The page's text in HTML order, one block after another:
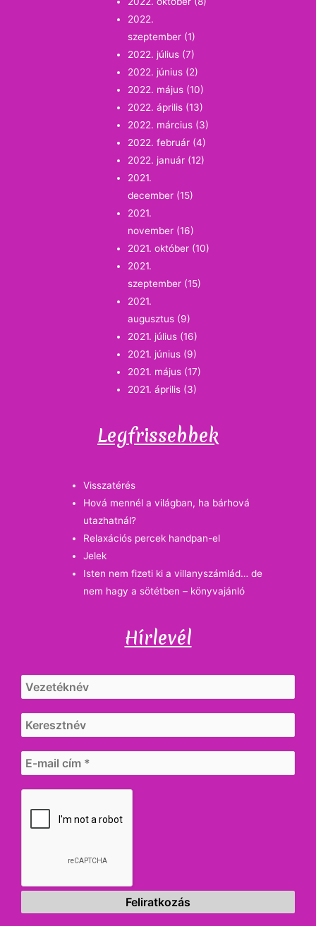
2022.
szeptember (1)
2022. július (7)
2022. június (2)
2022. május (10)
2022. április (13)
2022. március (3)
2022. február (4)
2022. január (12)
2021.
december (15)
2021.
november (16)
2021. október (10)
2021.
szeptember (15)
2021.
augusztus (9)
2021. július (16)
2021. június (9)
2021. május (17)
2021. április (3)
Legfrissebbek
Visszatérés
Hová mennél a világban, ha bárhová
utazhatnál?
Relaxációs percek handpan-el
Jelek
Isten nem fizeti ki a villanyszámlád… de
nem hagy a sötétben – könyvajánló
Hírlevél